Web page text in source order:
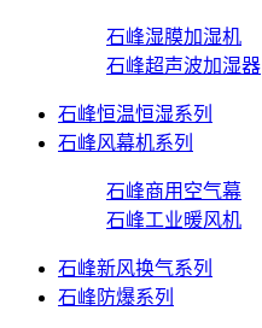
石峰湿膜加湿机
石峰超声波加湿器
石峰恒温恒湿系列
石峰风幕机系列
石峰商用空气幕
石峰工业暖风机
石峰新风换气系列
石峰防爆系列